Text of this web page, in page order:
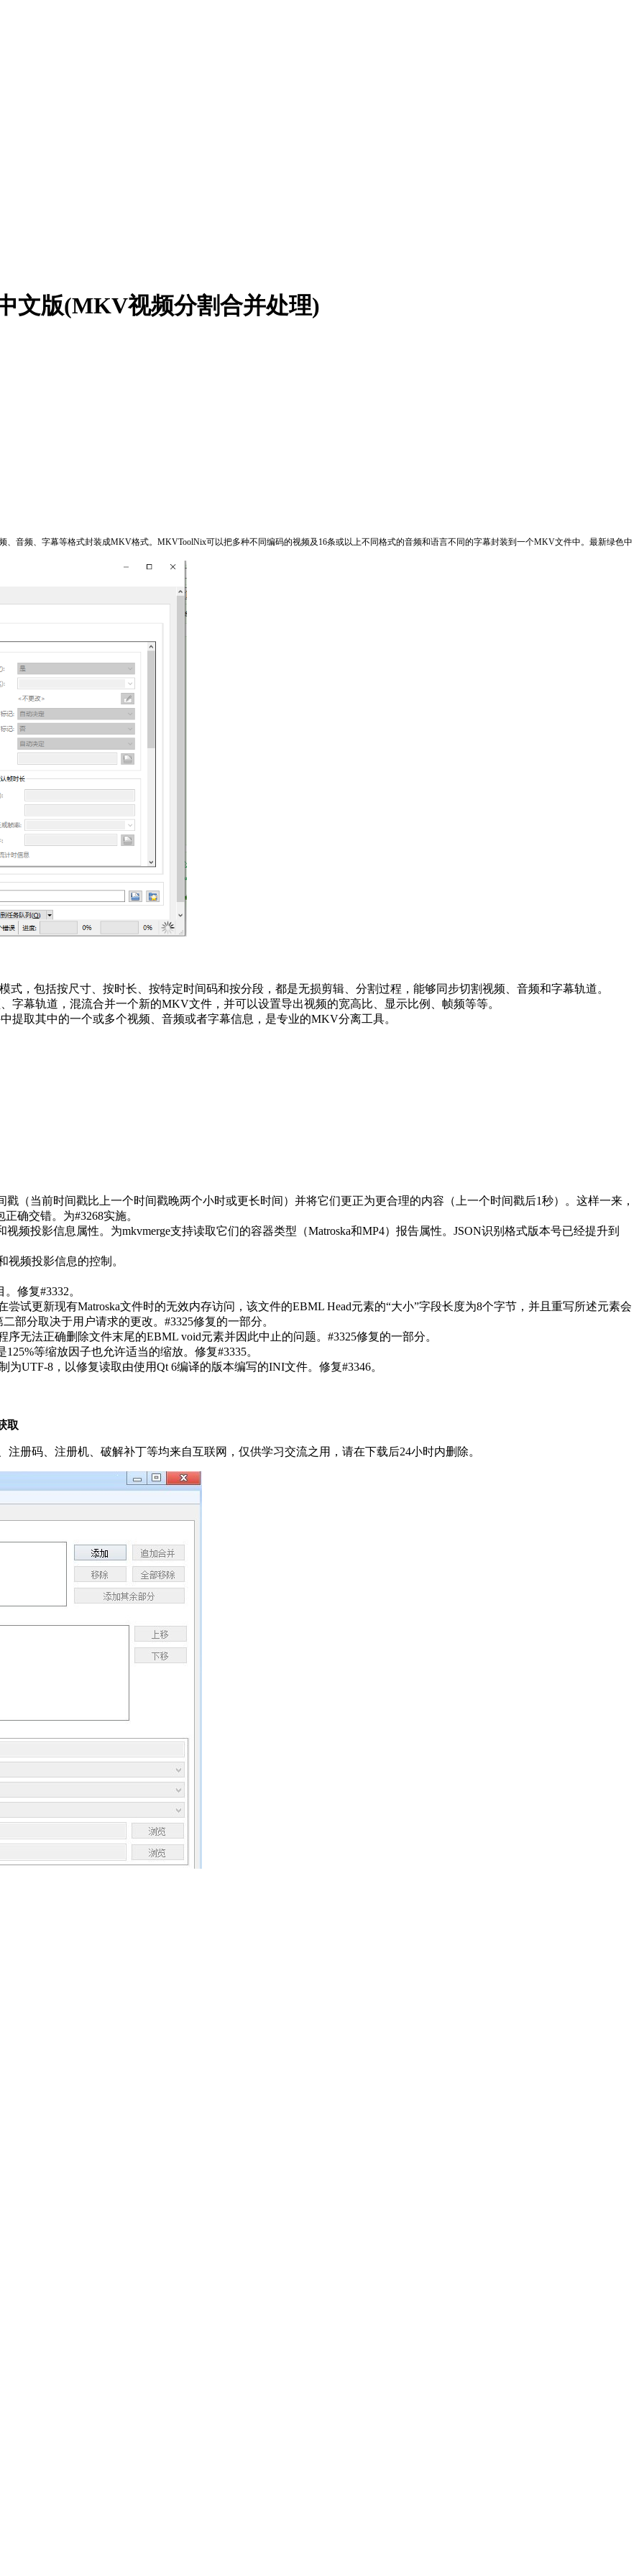
文版(MKV视频分割合并处理)
音频、字幕等格式封装成MKV格式。MKVToolNix可以把多种不同编码的视频及16条或以上不同格式的音频和语言不同的字幕封装到一个MKV文件中。最新绿色中
，包括按尺寸、按时长、按特定时间码和按分段，都是无损剪辑、分割过程，能够同步切割视频、音频和字幕轨道。
字幕轨道，混流合并一个新的MKV文件，并可以设置导出视频的宽高比、显示比例、帧频等等。
取其中的一个或多个视频、音频或者字幕信息，是专业的MKV分离工具。
戳（当前时间戳比上一个时间戳晚两个小时或更长时间）并将它们更正为更合理的内容（上一个时间戳后1秒）。这样一来，
确交错。为#3268实施。
频投影信息属性。为mkvmerge支持读取它们的容器类型（Matroska和MP4）报告属性。JSON识别格式版本号已经提升到
频投影信息的控制。
修复#3332。
试更新现有Matroska文件时的无效内存访问，该文件的EBML Head元素的“大小”字段长度为8个字节，并且重写所述元素会
部分取决于用户请求的更改。#3325修复的一部分。
无法正确删除文件末尾的EBML void元素并因此中止的问题。#3325修复的一部分。
等缩放因子也允许适当的缩放。修复#3335。
UTF-8，以修复读取由使用Qt 6编译的版本编写的INI文件。修复#3346。
取
册码、注册机、破解补丁等均来自互联网，仅供学习交流之用，请在下载后24小时内删除。